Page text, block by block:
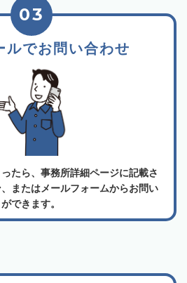
ルでお問い合わせ
03
たら、事務所詳細ページに記載さ
またはメールフォームからお問い
できます。